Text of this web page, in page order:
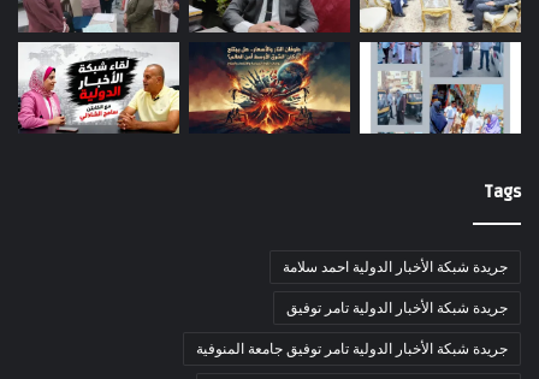
Tags
جريدة شبكة الأخبار الدولية احمد سلامة
جريدة شبكة الأخبار الدولية تامر توفيق
جريدة شبكة الأخبار الدولية تامر توفيق جامعة المنوفية